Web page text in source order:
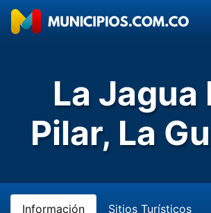
La Jagua
Pilar, La
Información Sitios Turísticos